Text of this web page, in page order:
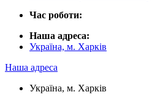
Час роботи:
Наша адреса:
Україна, м. Харків
Наша адреса
Україна, м. Харків